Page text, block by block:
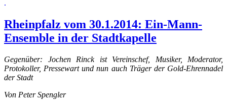
.
Rheinpfalz vom 30.1.2014: Ein-Mann-
Ensemble in der Stadtkapelle
Gegenüber: Jochen Rinck ist Vereinschef, Musiker, Moderator,
Protokoller, Pressewart und nun auch Träger der Gold-Ehrennadel
der Stadt
Von Peter Spengler